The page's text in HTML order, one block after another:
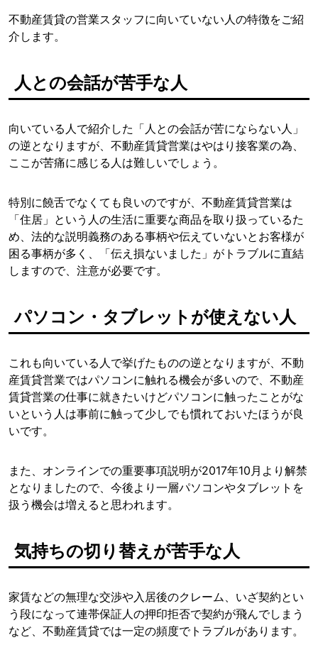
不動産賃貸の営業スタッフに向いていない人の特徴をご紹
介します。
人との会話が苦手な人
向いている人で紹介した「人との会話が苦にならない人」
の逆となりますが、不動産賃貸営業はやはり接客業の為、
ここが苦痛に感じる人は難しいでしょう。
特別に饒舌でなくても良いのですが、不動産賃貸営業は
「住居」という人の生活に重要な商品を取り扱っているた
め、法的な説明義務のある事柄や伝えていないとお客様が
困る事柄が多く、「伝え損ないました」がトラブルに直結
しますので、注意が必要です。
パソコン・タブレットが使えない人
これも向いている人で挙げたものの逆となりますが、不動
産賃貸営業ではパソコンに触れる機会が多いので、不動産
賃貸営業の仕事に就きたいけどパソコンに触ったことがな
いという人は事前に触って少しでも慣れておいたほうが良
いです。
また、オンラインでの重要事項説明が2017年10月より解禁
となりましたので、今後より一層パソコンやタブレットを
扱う機会は増えると思われます。
気持ちの切り替えが苦手な人
家賃などの無理な交渉や入居後のクレーム、いざ契約とい
う段になって連帯保証人の押印拒否で契約が飛んでしまう
など、不動産賃貸では一定の頻度でトラブルがあります。